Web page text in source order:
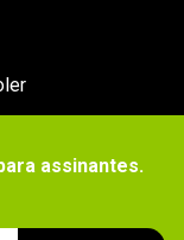
assinantes.